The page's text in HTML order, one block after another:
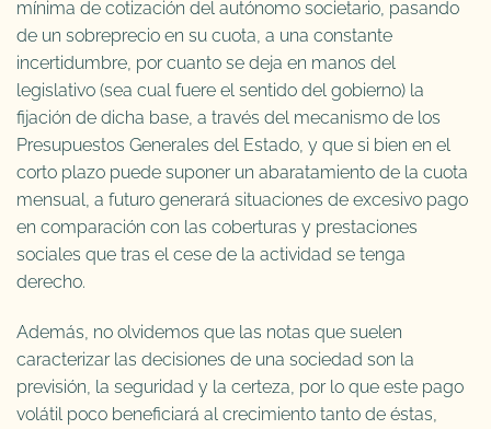
mínima de cotización del autónomo societario, pasando
de un sobreprecio en su cuota, a una constante
incertidumbre, por cuanto se deja en manos del
legislativo (sea cual fuere el sentido del gobierno) la
fijación de dicha base, a través del mecanismo de los
Presupuestos Generales del Estado, y que si bien en el
corto plazo puede suponer un abaratamiento de la cuota
mensual, a futuro generará situaciones de excesivo pago
en comparación con las coberturas y prestaciones
sociales que tras el cese de la actividad se tenga
derecho.
Además, no olvidemos que las notas que suelen
caracterizar las decisiones de una sociedad son la
previsión, la seguridad y la certeza, por lo que este pago
volátil poco beneficiará al crecimiento tanto de éstas,